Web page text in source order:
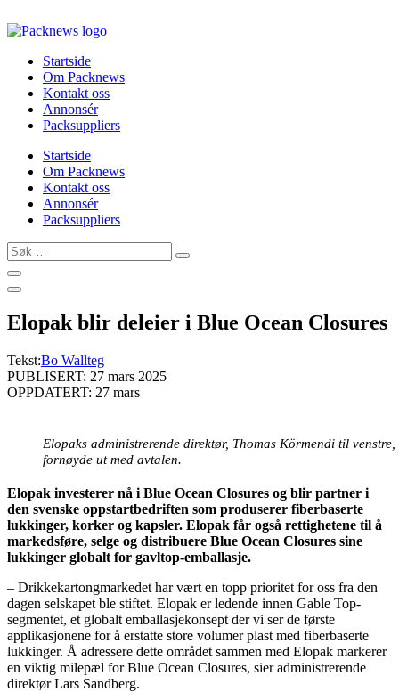
to
Startside
Om Packnews
Kontakt oss
Annonsér
Packsuppliers
Startside
Om Packnews
Kontakt oss
Annonsér
Packsuppliers
Søk
…
Elopak blir deleier i Blue Ocean Closures
Tekst:Bo Wallteg
PUBLISERT: 27 mars 2025
OPPDATERT: 27 mars
Elopaks administrerende direktør, Thomas Körmendi til
fornøyde ut med avtalen.
Elopak investerer nå i Blue Ocean Closures og blir partner i
den svenske oppstartbedriften som produserer fiberbaserte
lukkinger, korker og kapsler. Elopak får også rettighetene til å
markedsføre, selge og distribuere Blue Ocean Closures sine
lukkinger globalt for gavltop-emballasje.
– Drikkekartongmarkedet har vært en topp prioritet for oss fra den
dagen selskapet ble stiftet. Elopak er ledende innen Gable Top-
segmentet, et globalt emballasjekonsept der vi ser de første
applikasjonene for å erstatte store volumer plast med fiberbaserte
lukkinger. Å adressere dette området sammen med Elopak markerer
en viktig milepæl for Blue Ocean Closures, sier administrerende
direktør Lars Sandberg.